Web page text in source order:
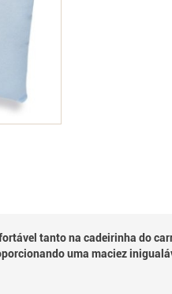
tanto na cadeirinha do
uma maciez